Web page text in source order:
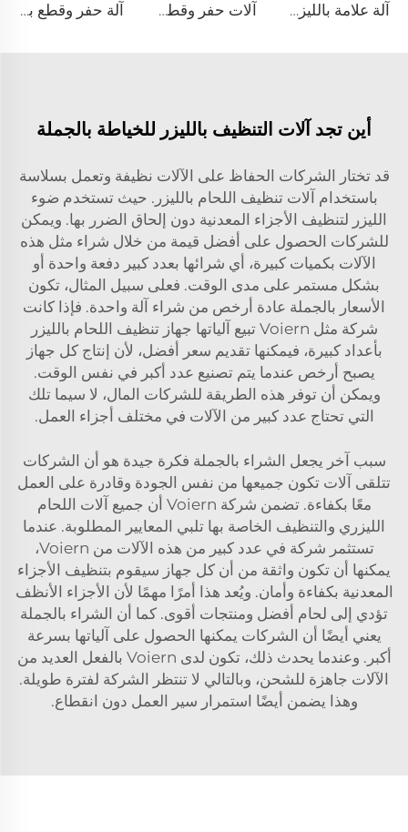
آلة علامة بالليزر من نوع الخزانة آلات حفر وقطع بالليزر 4040 آلة حفر وقطع بالليزر 1530
أين تجد آلات التنظيف بالليزر للخياطة بالجملة
قد تختار الشركات الحفاظ على الآلات نظيفة وتعمل بسلاسة
باستخدام آلات تنظيف اللحام بالليزر. حيث تستخدم ضوء
الليزر لتنظيف الأجزاء المعدنية دون إلحاق الضرر بها. ويمكن
للشركات الحصول على أفضل قيمة من خلال شراء مثل هذه
الآلات بكميات كبيرة، أي شرائها بعدد كبير دفعة واحدة أو
بشكل مستمر على مدى الوقت. فعلى سبيل المثال، تكون
الأسعار بالجملة عادة أرخص من شراء آلة واحدة. فإذا كانت
شركة مثل Voiern تبيع آلياتها
جهاز تنظيف اللحام بالليزر
بأعداد كبيرة، فيمكنها تقديم سعر أفضل، لأن إنتاج كل جهاز
يصبح أرخص عندما يتم تصنيع عدد أكبر في نفس الوقت.
ويمكن أن توفر هذه الطريقة للشركات المال، لا سيما تلك
التي تحتاج عدد كبير من الآلات في مختلف أجزاء العمل.
سبب آخر يجعل الشراء بالجملة فكرة جيدة هو أن الشركات
تتلقى آلات تكون جميعها من نفس الجودة وقادرة على العمل
معًا بكفاءة. تضمن شركة Voiern أن جميع آلات اللحام
الليزري والتنظيف الخاصة بها تلبي المعايير المطلوبة. عندما
تستثمر شركة في عدد كبير من هذه الآلات من Voiern،
يمكنها أن تكون واثقة من أن كل جهاز سيقوم بتنظيف الأجزاء
المعدنية بكفاءة وأمان. ويُعد هذا أمرًا مهمًا لأن الأجزاء الأنظف
تؤدي إلى لحام أفضل ومنتجات أقوى. كما أن الشراء بالجملة
يعني أيضًا أن الشركات يمكنها الحصول على آلياتها بسرعة
أكبر. وعندما يحدث ذلك، تكون لدى Voiern بالفعل العديد من
الآلات جاهزة للشحن، وبالتالي لا تنتظر الشركة لفترة طويلة.
وهذا يضمن أيضًا استمرار سير العمل دون انقطاع.